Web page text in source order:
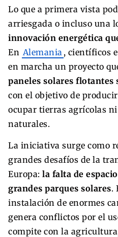
Lo que a primera vista
arriesgada o incluso una
innovación energética
En Alemania , científicos
en marcha un proyecto
paneles solares
con el objetivo de
ocupar tierras agrícolas
naturales.
La iniciativa surge como
grandes desafíos de la
Europa: la falta de
grandes parques solares.
instalación de enormes
genera conflictos por el
compite con la